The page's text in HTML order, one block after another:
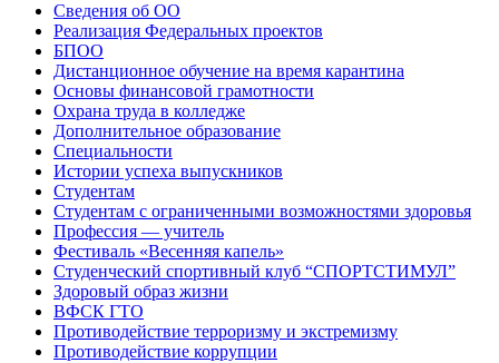
Сведения об ОО
Реализация Федеральных проектов
БПОО
Дистанционное обучение на время карантина
Основы финансовой грамотности
Охрана труда в колледже
Дополнительное образование
Специальности
Истории успеха выпускников
Студентам
Студентам с ограниченными возможностями здоровья
Профессия — учитель
Фестиваль «Весенняя капель»
Студенческий спортивный клуб “СПОРТСТИМУЛ”
Здоровый образ жизни
ВФСК ГТО
Противодействие терроризму и экстремизму
Противодействие коррупции